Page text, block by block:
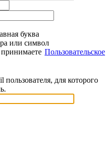
буква
или символ
Пользовательское
для которого